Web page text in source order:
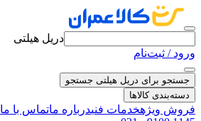
دریل هیلتی
ورود / ثبت‌نام
جستجو برای دریل هیلتی جستجو
دسته‌بندی کالاها
فروش ویژهخدمات فنیدرباره ماتماس با ما